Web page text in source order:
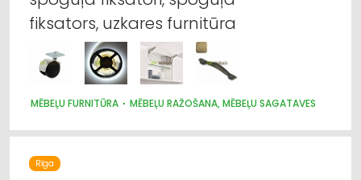
fiksators, uzkares furnitūra
MĒBEĻU FURNITŪRA MĒBEĻU RAŽOŠANA, MĒBEĻU SAGATAVES
Rīga